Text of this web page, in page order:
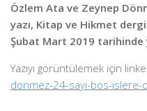
Özlem Ata ve Zeynep
yazı, Kitap ve Hikmet
Şubat Mart 2019 tarihinde
Yazıyı görüntülemek için linke
donmez-24-sayi-bos-islere-